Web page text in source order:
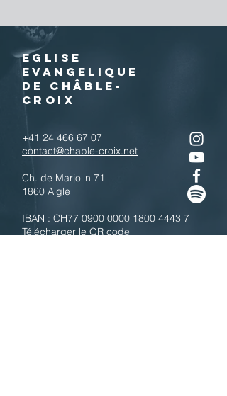
EGLISE
EVANGELIQUE
DE CHÂBLE-
CROIX
+41 24 466 67 07
contact@chable-croix.net
Ch. de Marjolin 71
1860 Aigle
IBAN : CH77 0900 0000 1800 4443 7
Télécharger le QR code